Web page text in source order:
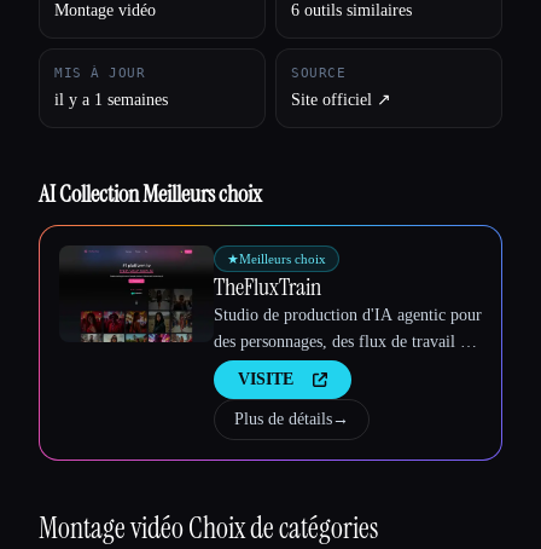
Esc
Montage vidéo 6 outils similaires
MIS À JOUR
il y a 1 semaines
SOURCE
Site officiel ↗︎
AI Collection Meilleurs choix
★Meilleurs choix
TheFluxTrain
Studio de production d'IA agentic pour
des personnages, des flux de travail et
des vidéos cohérents
VISITE
Plus de détails→
Montage vidéoChoix de catégories